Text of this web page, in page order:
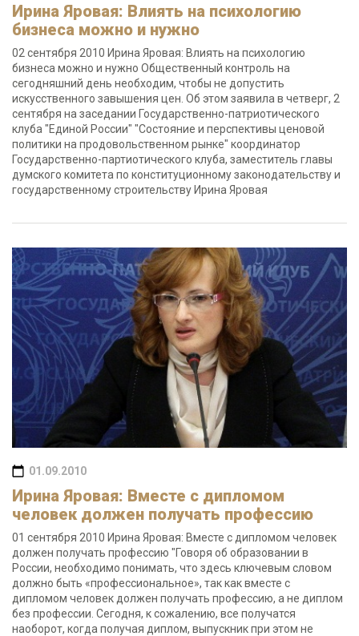
Ирина Яровая: Влиять на психологию
бизнеса можно и нужно
02 сентября 2010 Ирина Яровая: Влиять на психологию
бизнеса можно и нужно Общественный контроль на
сегодняшний день необходим, чтобы не допустить
искусственного завышения цен. Об этом заявила в четверг, 2
сентября на заседании Государственно-патриотического
клуба "Единой России" "Состояние и перспективы ценовой
политики на продовольственном рынке" координатор
Государственно-партиотического клуба, заместитель главы
думского комитета по конституционному законодательству и
государственному строительству Ирина Яровая
01.09.2010
Ирина Яровая: Вместе с дипломом
человек должен получать профессию
01 сентября 2010 Ирина Яровая: Вместе с дипломом человек
должен получать профессию "Говоря об образовании в
России, необходимо понимать, что здесь ключевым словом
должно быть «профессиональное», так как вместе с
дипломом человек должен получать профессию, а не диплом
без профессии. Сегодня, к сожалению, все получатся
наоборот, когда получая диплом, выпускник при этом не